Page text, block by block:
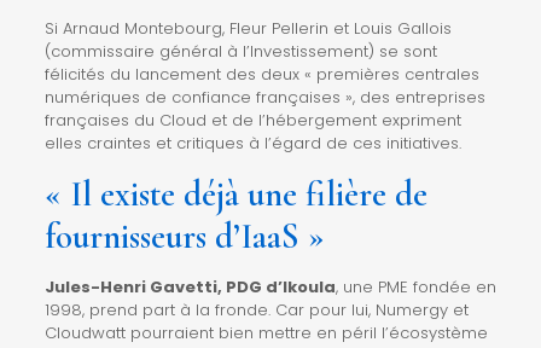
Si Arnaud Montebourg, Fleur Pellerin et Louis Gallois
(commissaire général à l’Investissement) se sont
félicités du lancement des deux « premières centrales
numériques de confiance françaises », des entreprises
françaises du Cloud et de l’hébergement expriment
elles craintes et critiques à l’égard de ces initiatives.
« Il existe déjà une filière de
fournisseurs d’IaaS »
Jules-Henri Gavetti, PDG d’Ikoula, une PME fondée en
1998, prend part à la fronde. Car pour lui, Numergy et
Cloudwatt pourraient bien mettre en péril l’écosystème